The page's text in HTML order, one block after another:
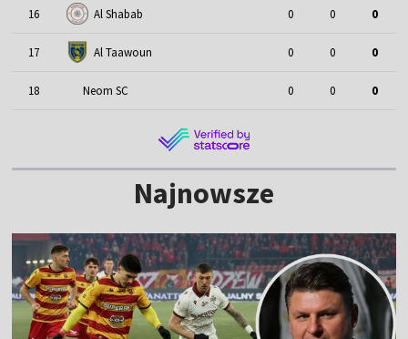
16 Al Shabab 0 0 0
17 Al Taawoun 0 0 0
18 Neom SC 0 0 0
Najnowsze